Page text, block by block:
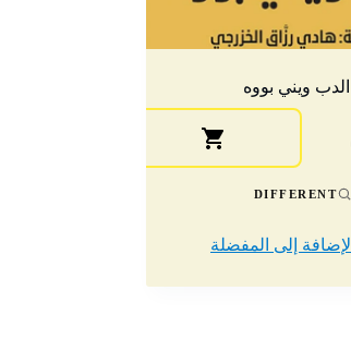
الدب ويني بووه
DIFFERENT
الإضافة إلى المفضلة